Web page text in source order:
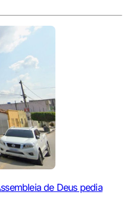
de Deus pedia